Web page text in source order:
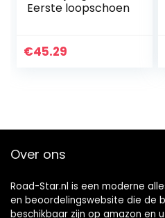
Eerste loopschoen
€45.29
Over ons
Road-Star.nl is een moderne
en beoordelingswebsite die de
beschikbaar zijn op amazon en